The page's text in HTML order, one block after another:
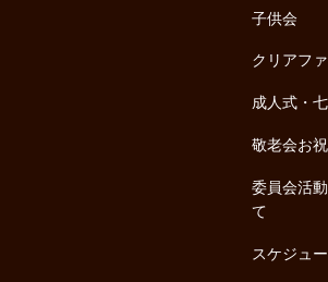
子供会
クリアフ
成人式・
敬老会お
委員会活
て
スケジュ